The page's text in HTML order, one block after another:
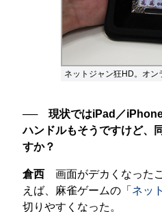
ネットジャン狂HD。オ
── 現状ではiPad／iPhone
ハンドルもそうですけど、
すか？
倉西 画面がデカくなった
えば、麻雀ゲームの「 ネッ
切りやすくなった。